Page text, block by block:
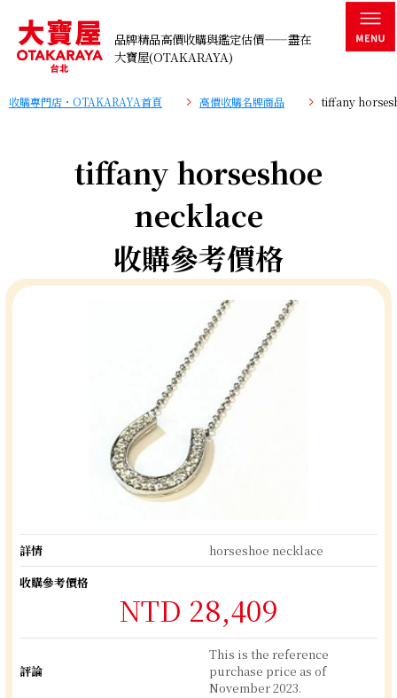
品牌精品高價收購與鑑定估價——盡在
大寶屋(OTAKARAYA)
收購專門店・OTAKARAYA首頁 高價收購名牌商品 tiffany
tiffany horseshoe
necklace
收購參考價格
詳情
horseshoe necklace
收購參考價格
NTD 28,409
評論
This is the reference
purchase price as of
November 2023.